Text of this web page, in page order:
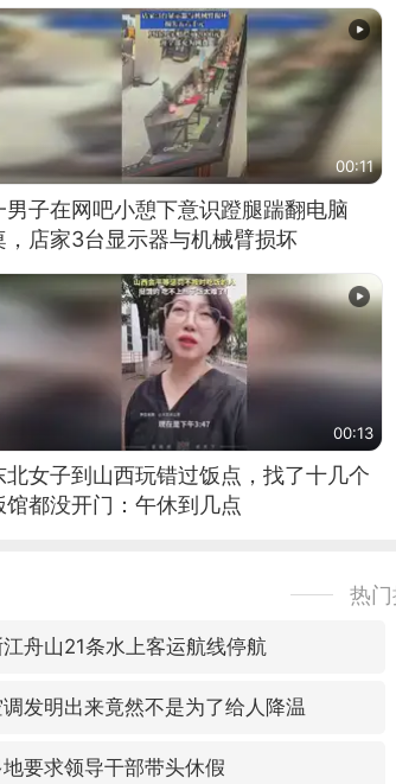
00:11
男子在网吧小憩下意识蹬腿踹翻电脑
，店家3台显示器与机械臂损坏
00:13
北女子到山西玩错过饭点，找了十几个
馆都没开门：午休到几点
热
舟山21条水上客运航线停航
调发明出来竟然不是为了给人降温
地要求领导干部带头休假